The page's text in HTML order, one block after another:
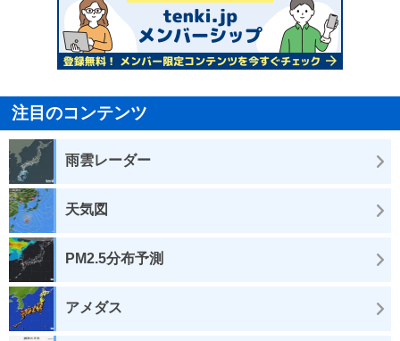
注目のコンテンツ
雨雲レーダー
天気図
PM2.5分布予測
アメダス